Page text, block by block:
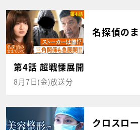
名探偵の
第4話 超戦慄展開
8月7日(金)放送分
クロスロ